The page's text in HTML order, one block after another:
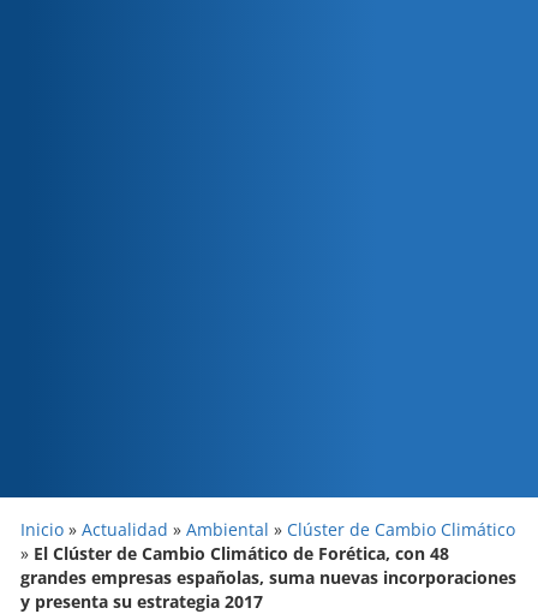
Inicio » Actualidad » Ambiental » Clúster de Cambio Climático
» El Clúster de Cambio Climático de Forética, con 48
grandes empresas españolas, suma nuevas incorporaciones
y presenta su estrategia 2017